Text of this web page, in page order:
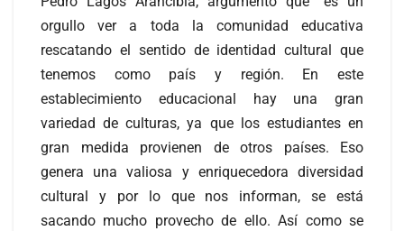
orgullo ver a toda la comunidad educativa
rescatando el sentido de identidad cultural que
tenemos como país y región. En este
establecimiento educacional hay una gran
variedad de culturas, ya que los estudiantes en
gran medida provienen de otros países. Eso
genera una valiosa y enriquecedora diversidad
cultural y por lo que nos informan, se está
sacando mucho provecho de ello. Así como se